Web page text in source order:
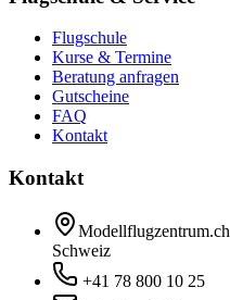
Flugschule
Kurse & Termine
Beratung anfragen
Gutscheine
FAQ
Kontakt
Kontakt
Modellflugzentrum.ch
Schweiz
+41 78 800 10 25